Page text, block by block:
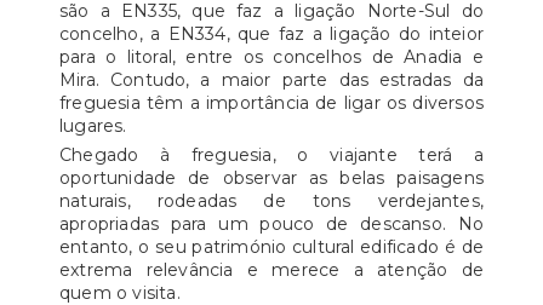
são a EN335, que faz a ligação Norte-Sul do
concelho, a EN334, que faz a ligação do inteior
para o litoral, entre os concelhos de Anadia e
Mira. Contudo, a maior parte das estradas da
freguesia têm a importância de ligar os diversos
lugares.
Chegado à freguesia, o viajante terá a
oportunidade de observar as belas paisagens
naturais, rodeadas de tons verdejantes,
apropriadas para um pouco de descanso. No
entanto, o seu património cultural edificado é de
extrema relevância e merece a atenção de
quem o visita.